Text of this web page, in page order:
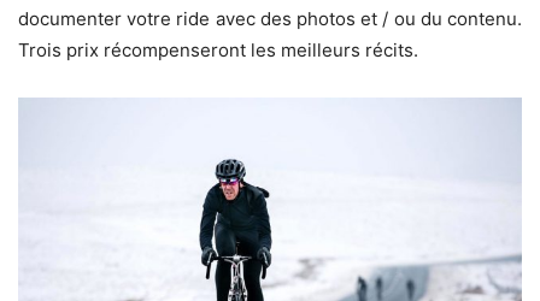
documenter votre ride avec des photos et / ou du contenu.
Trois prix récompenseront les meilleurs récits.